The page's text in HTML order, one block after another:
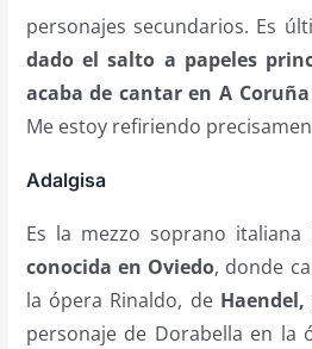
personajes secundarios. Es
dado el salto a papeles
acaba de cantar en A
Me estoy refiriendo
Adalgisa
Es la mezzo soprano italiana
conocida en Oviedo, donde
la ópera Rinaldo, de Haendel,
personaje de Dorabella en la